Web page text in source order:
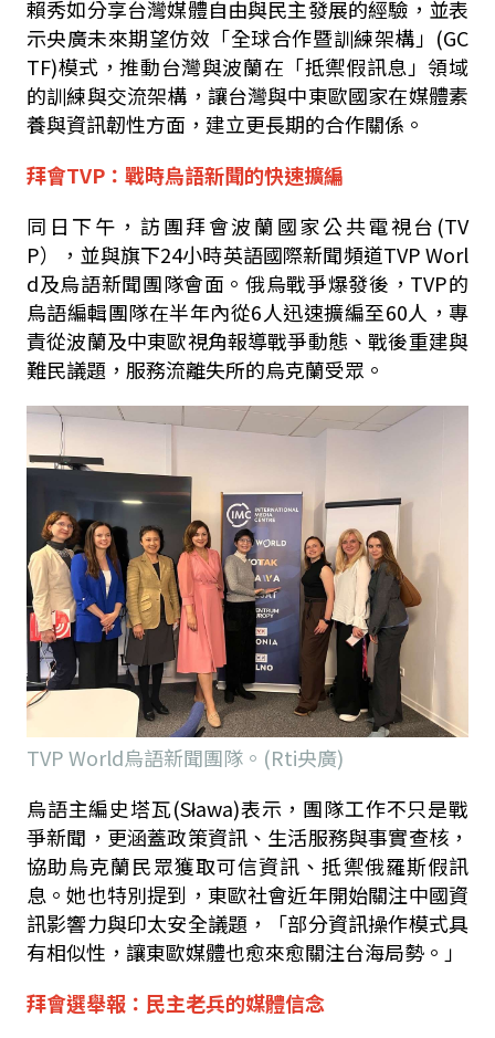
賴秀如分享台灣媒體自由與民主發展的經驗，並表
示央廣未來期望仿效「全球合作暨訓練架構」 (GC
TF)模式，推動台灣與波蘭在「抵禦假訊息」領域
的訓練與交流架構，讓台灣與中東歐國家在媒體素
養與資訊韌性方面，建立更長期的合作關係。
拜會TVP：戰時烏語新聞的快速擴編
同日下午，訪團拜會波蘭國家公共電視台 (TV
P），並與旗下24小時英語國際新聞頻道TVP Worl
d及烏語新聞團隊會面。俄烏戰爭爆發後， TVP的
烏語編輯團隊在半年內從6人迅速擴編至60人，專
責從波蘭及中東歐視角報導戰爭動態、戰後重建與
難民議題，服務流離失所的烏克蘭受眾。
TVP World烏語新聞團隊。(Rti央廣)
烏語主編史塔瓦(Sława)表示，團隊工作不只是戰
爭新聞，更涵蓋政策資訊、生活服務與事實查核，
協助烏克蘭民眾獲取可信資訊、抵禦俄羅斯假訊
息。她也特別提到，東歐社會近年開始關注中國資
訊影響力與印太安全議題，「部分資訊操作模式具
有相似性，讓東歐媒體也愈來愈關注台海局勢。」
拜會選舉報：民主老兵的媒體信念